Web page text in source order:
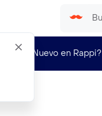
¿Nuevo en Rappi?